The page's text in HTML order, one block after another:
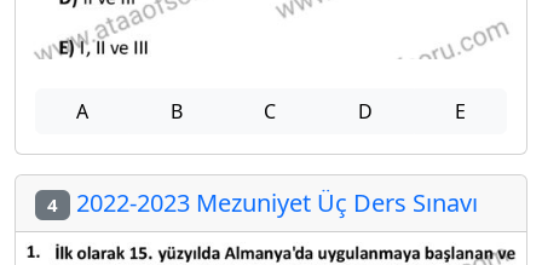
A B C D E
4 2022-2023 Mezuniyet Üç Ders Sınavı